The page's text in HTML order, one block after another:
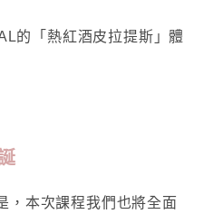
的「熱紅酒皮拉提斯」體
，本次課程我們也將全面